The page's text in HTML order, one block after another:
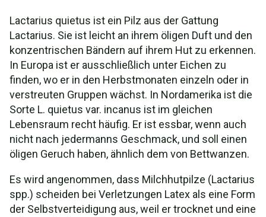
Lactarius quietus ist ein Pilz aus der Gattung
Lactarius. Sie ist leicht an ihrem öligen Duft und den
konzentrischen Bändern auf ihrem Hut zu erkennen.
In Europa ist er ausschließlich unter Eichen zu
finden, wo er in den Herbstmonaten einzeln oder in
verstreuten Gruppen wächst. In Nordamerika ist die
Sorte L. quietus var. incanus ist im gleichen
Lebensraum recht häufig. Er ist essbar, wenn auch
nicht nach jedermanns Geschmack, und soll einen
öligen Geruch haben, ähnlich dem von Bettwanzen.
Es wird angenommen, dass Milchhutpilze (Lactarius
spp.) scheiden bei Verletzungen Latex als eine Form
der Selbstverteidigung aus, weil er trocknet und eine